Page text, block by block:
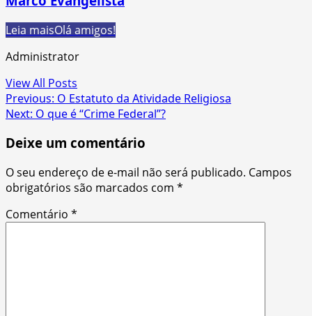
Leia maisOlá amigos!
Administrator
View All Posts
Post
navigation
Previous: O Estatuto da Atividade Religiosa
Next: O que é “Crime Federal”?
Deixe um comentário
O seu endereço de e-mail não será publicado. Campos
obrigatórios são marcados com *
Comentário *